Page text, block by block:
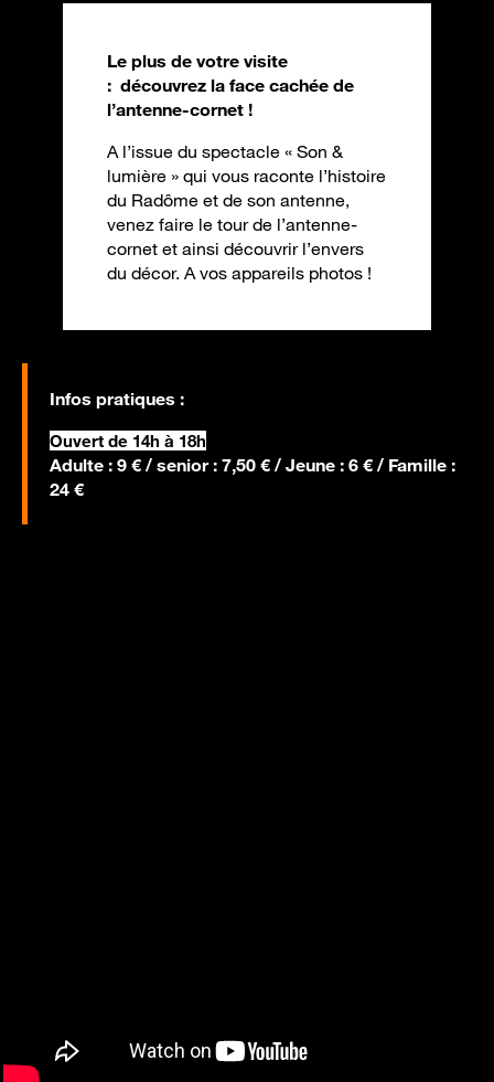
Le plus de votre visite
: découvrez la face cachée de
l’antenne-cornet !
A l’issue du spectacle « Son &
lumière » qui vous raconte l’histoire
du Radôme et de son antenne,
venez faire le tour de l’antenne-
cornet et ainsi découvrir l’envers
du décor. A vos appareils photos !
Infos pratiques :
Ouvert de 14h à 18h
Adulte : 9 € / senior : 7,50 € / Jeune : 6 € / Famille :
24 €